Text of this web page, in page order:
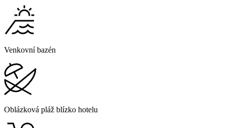
Venkovní bazén
Oblázková pláž blízko hotelu